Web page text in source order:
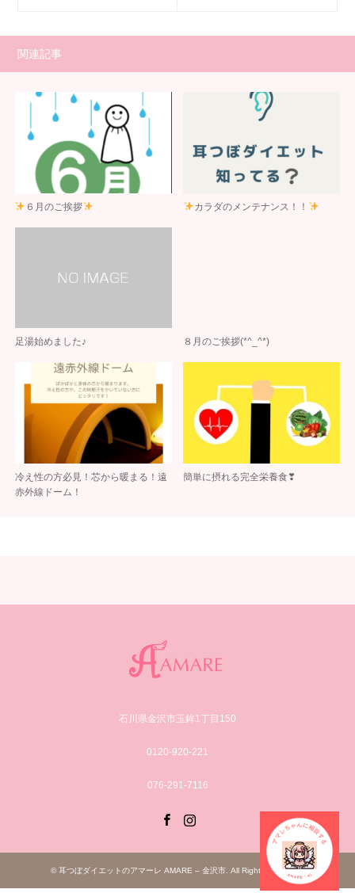
関連記事
６月のご挨拶 カラダのメンテナンス！！
足湯始めました♪ ８月のご挨拶(*^_^*)
冷え性の方必見！芯から暖まる！遠
赤外線ドーム！
簡単に摂れる完全栄養食❣
石川県金沢市玉鉾1丁目150
0120-920-221
076-291-7116
©耳つぼダイエットのアマーレ AMARE – 金沢市 . All Rights Reserved.